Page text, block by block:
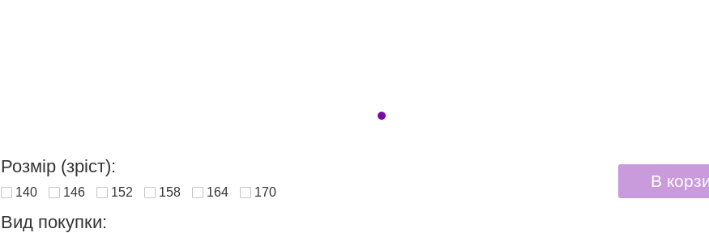
Розмір (зріст):
140 146 152 158 164 170
Вид покупки:
В